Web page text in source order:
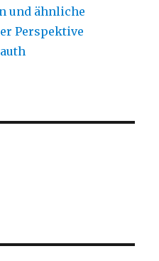
und ähnliche
Perspektive